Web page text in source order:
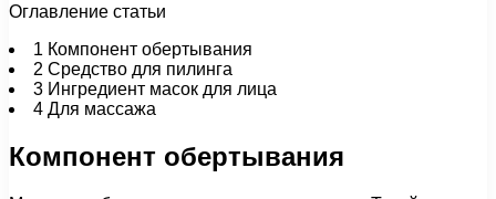
Оглавление статьи
1 Компонент обертывания
2 Средство для пилинга
3 Ингредиент масок для лица
4 Для массажа
Компонент обертывания